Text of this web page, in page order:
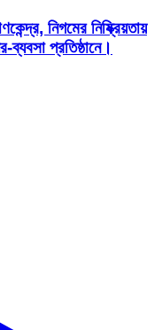
নিগমের নিষ্ক্রিয়তায়
প্রতিষ্ঠানে।